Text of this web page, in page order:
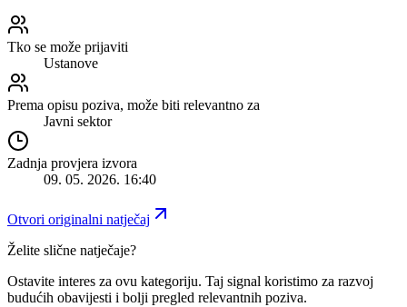
Tko se može prijaviti
Ustanove
Prema opisu poziva, može biti relevantno za
Javni sektor
Zadnja provjera izvora
09. 05. 2026. 16:40
Otvori originalni natječaj
Želite slične natječaje?
Ostavite interes za ovu kategoriju. Taj signal koristimo za razvoj
budućih obavijesti i bolji pregled relevantnih poziva.